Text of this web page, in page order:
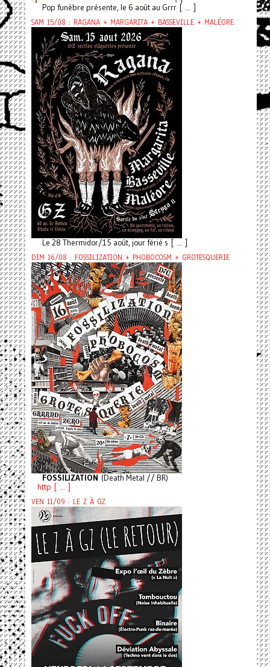
Pop funèbre présente, le 6 août au Grrr [ ... ]
SAM 15/08 : RAGANA + MARGARITA + BASSEVILLE + MALÉORE
Le 28 Thermidor/15 août, jour férié s [ ... ]
DIM 16/08 : FOSSILIZATION + PHOBOCOSM + GROTESQUERIE
FOSSILIZATION (Death Metal // BR)
http [ ... ]
VEN 11/09 : LE Z À GZ